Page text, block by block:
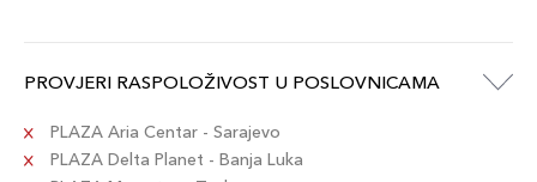
PROVJERI RASPOLOŽIVOST U POSLOVNICAMA
PLAZA Aria Centar - Sarajevo
PLAZA Delta Planet - Banja Luka